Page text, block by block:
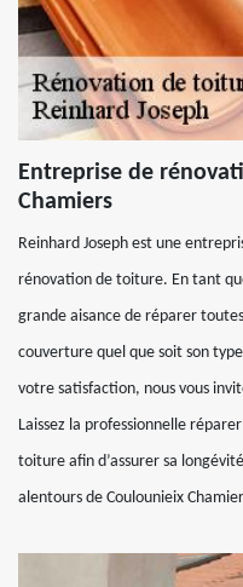
Entreprise de
Chamiers
Reinhard Joseph est une
rénovation de toiture. En tant
grande aisance de réparer
couverture quel que soit son
votre satisfaction, nous vous
Laissez la professionnelle
toiture afin d’assurer sa
alentours de Coulounieix